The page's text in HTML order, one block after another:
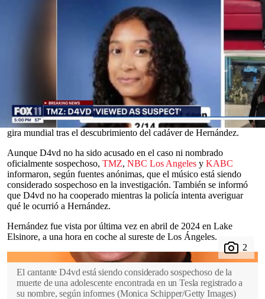
seconds
seconds
está siendo considerado sospechoso de la muerte
de una adolescente encontrada en unTesla
registrado a su nombre,
Hernández, de 15 años, fue encontrada muerta en el
maletero del Tesla en un estacionamiento deLos Ángeles
a
principios de septiembre, tras denuncias por un olor fétido. D4vd,
cuyo verdadero nombre es David Anthony Burke, interrumpió su
gira mundial tras el descubrimiento del cadáver de Hernández.
Aunque D4vd no ha sido acusado en el caso ni nombrado
oficialmente sospechoso, TMZ, NBC Los Angeles y KABC
informaron, según fuentes anónimas, que el músico está siendo
considerado sospechoso en la investigación. También se informó
que D4vd no ha cooperado mientras la policía intenta averiguar
qué le ocurrió a Hernández.
Hernández fue vista por última vez en abril de 2024 en Lake
Elsinore, a una hora en coche al sureste de Los Ángeles.
El cantante D4vd está siendo considerado sospechoso de la
muerte de una adolescente encontrada en un Tesla registrado a
su nombre, según informes (Monica Schipper/Getty Images)